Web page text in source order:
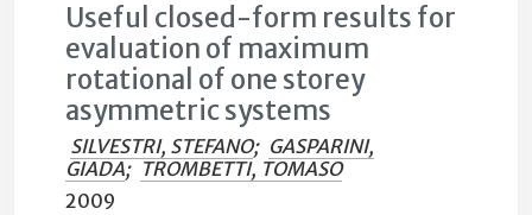
Useful closed-form results for
evaluation of maximum
rotational of one storey
asymmetric systems
SILVESTRI, STEFANO; GASPARINI,
GIADA; TROMBETTI, TOMASO
2009